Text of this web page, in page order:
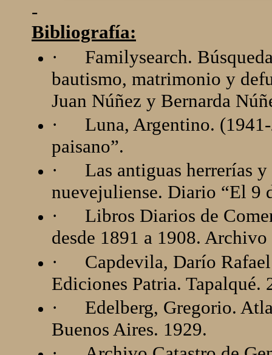
-
Bibliografía:
·
Familysearch.
bautismo, matrimonio y
Juan Núñez y Bernarda
·
Luna, Argentino.
paisano”.
·
Las antiguas herrerías
nuevejuliense. Diario “El 9
·
Libros Diarios de
desde 1891 a 1908.
·
Capdevila, Darío
Ediciones Patria. Tapalqué.
·
Edelberg, Gregorio.
Buenos Aires. 1929.